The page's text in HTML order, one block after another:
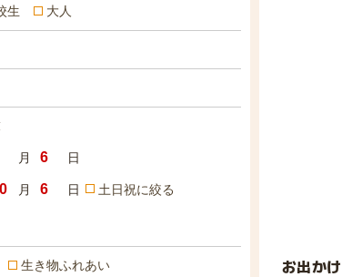
生 大人
月 日
月 日 土日祝に絞る
生き物ふれあい
お出か